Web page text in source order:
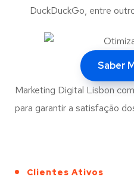
DuckDuckGo, entre
Saber
Marketing Digital Lisbon
para garantir a satisfação
Clientes Ativos